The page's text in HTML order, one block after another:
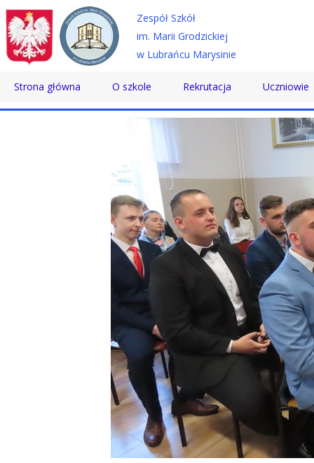
Strona główna O szkole
Historia
Dyrektor
Nauczyciele
Pracownicy
Absolwenci
Certyfikaty
Podziękowania
Programy
Porozumienia
Rekrutacja
Technikum
Szkoła Policealna
Uczniowie
Samorząd
Wolontariat
Doradztwo
Pomoc
Biblioteka
SKS
Konkursy
Zespół Szkół
im. Marii Grodzickiej
w Lubrańcu Marysinie